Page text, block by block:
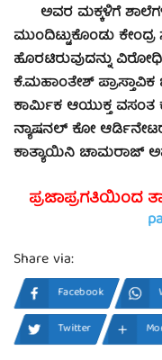
ಅವರ ಮಕ್ಕಳಿಗೆ
ಮುಂದಿಟ್ಟುಕೊಂಡು
ಹೊರಟಿರುವುದನ್ನು
ಕೆ.ಮಹಾಂತೇಶ್
ಕಾರ್ಮಿಕ ಆಯುಕ್ತ ವಸಂತ
ನ್ಯಾಷನಲ್ ಕೋ
ಕಾತ್ಯಾಯಿನಿ ಚಾಮರಾಜ್
ಪ್ರಜಾಪ್ರಗತಿಯಿಂದ
Share via:
Facebook
Twitter